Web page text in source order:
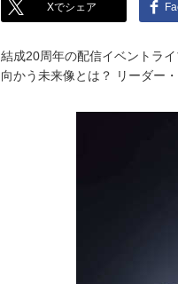
Xでシェア
結成20周年の配信イベントラ
向かう未来像とは？ リーダー